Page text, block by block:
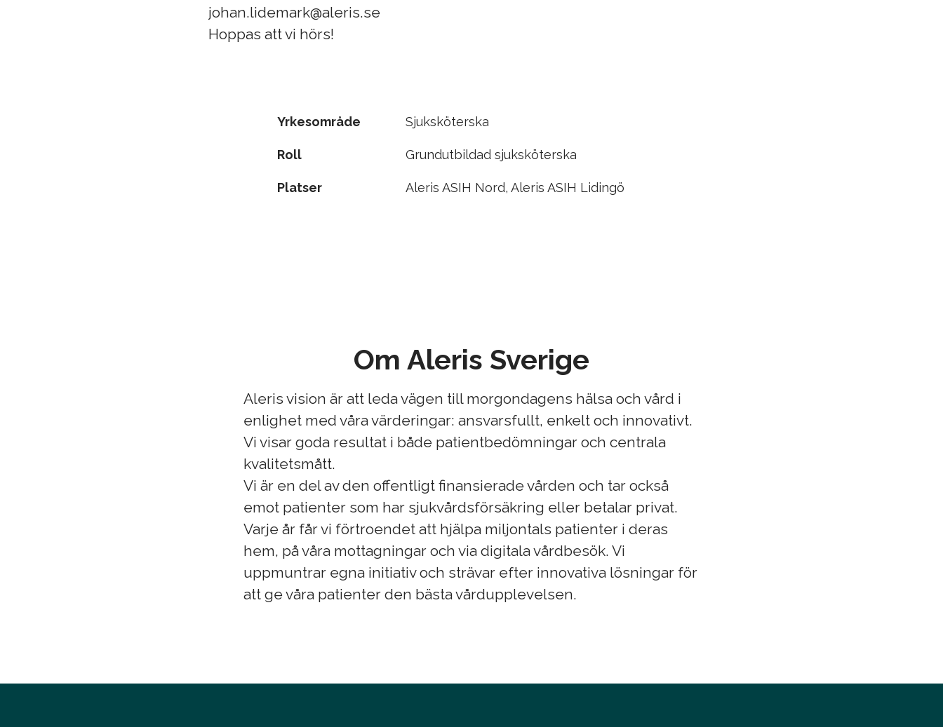
johan.lidemark@aleris.se
Hoppas att vi hörs!
Yrkesområde Sjuksköterska
Roll Grundutbildad sjuksköterska
Platser Aleris ASIH Nord, Aleris ASIH Lidingö
Om Aleris Sverige
Aleris vision är att leda vägen till morgondagens hälsa och vård i
enlighet med våra värderingar: ansvarsfullt, enkelt och innovativt.
Vi visar goda resultat i både patientbedömningar och centrala
kvalitetsmått.
Vi är en del av den offentligt finansierade vården och tar också
emot patienter som har sjukvårdsförsäkring eller betalar privat.
Varje år får vi förtroendet att hjälpa miljontals patienter i deras
hem, på våra mottagningar och via digitala vårdbesök. Vi
uppmuntrar egna initiativ och strävar efter innovativa lösningar för
att ge våra patienter den bästa vårdupplevelsen.